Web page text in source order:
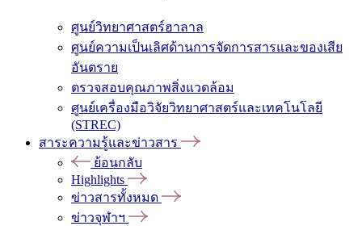
ศูนย์วิทยาศาสตร์ฮาลาล
ศูนย์ความเป็นเลิศด้านการจัดการสารและของเสีย
อันตราย
ตรวจสอบคุณภาพสิ่งแวดล้อม
ศูนย์เครื่องมือวิจัยวิทยาศาสตร์และเทคโนโลยี
(STREC)
สาระความรู้และข่าวสาร
ย้อนกลับ
Highlights
ข่าวสารทั้งหมด
ข่าวจุฬาฯ